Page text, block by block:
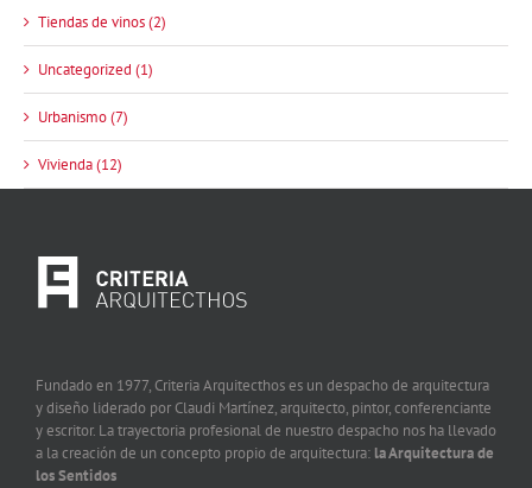
Tiendas de vinos (2)
Uncategorized (1)
Urbanismo (7)
Vivienda (12)
Fundado en 1977, Criteria Arquitecthos es un despacho de arquitectura
y diseño liderado por Claudi Martínez, arquitecto, pintor, conferenciante
y escritor. La trayectoria profesional de nuestro despacho nos ha llevado
a la creación de un concepto propio de arquitectura: la Arquitectura de
los Sentidos